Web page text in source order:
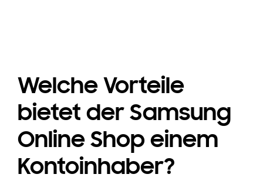
Welche Vorteile
bietet der Samsung
Online Shop einem
Kontoinhaber?